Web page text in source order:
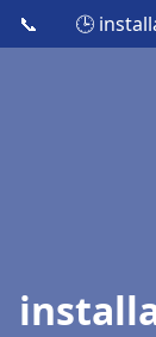
📞 🕒